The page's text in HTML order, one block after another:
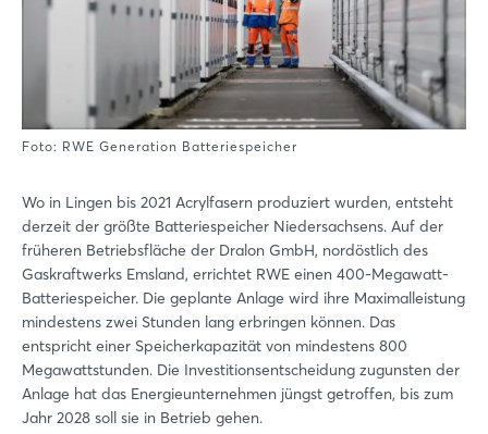
Foto: RWE Generation Batteriespeicher
Wo in Lingen bis 2021 Acrylfasern produziert wurden, entsteht
derzeit der größte Batteriespeicher Niedersachsens. Auf der
früheren Betriebsfläche der Dralon GmbH, nordöstlich des
Gaskraftwerks Emsland, errichtet RWE einen 400-Megawatt-
Batteriespeicher. Die geplante Anlage wird ihre Maximalleistung
mindestens zwei Stunden lang erbringen können. Das
entspricht einer Speicherkapazität von mindestens 800
Megawattstunden. Die Investitionsentscheidung zugunsten der
Anlage hat das Energieunternehmen jüngst getroffen, bis zum
Jahr 2028 soll sie in Betrieb gehen.